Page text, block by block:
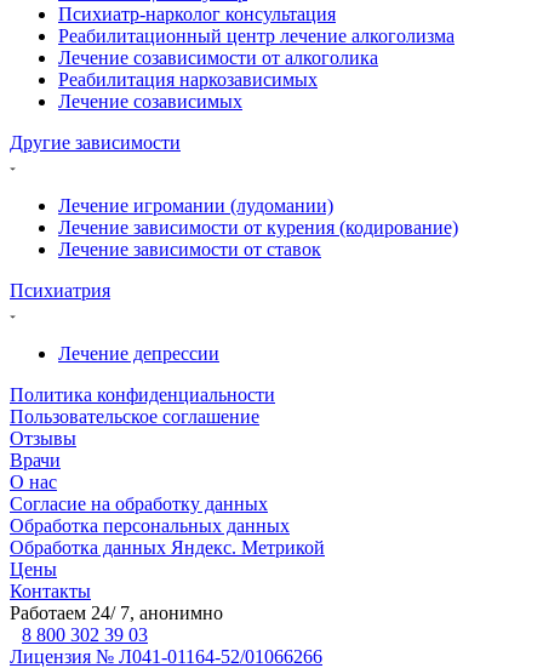
Психиатр-нарколог консультация
Реабилитационный центр лечение алкоголизма
Лечение созависимости от алкоголика
Реабилитация наркозависимых
Лечение созависимых
Другие зависимости
Лечение игромании (лудомании)
Лечение зависимости от курения (кодирование)
Лечение зависимости от ставок
Психиатрия
Лечение депрессии
Политика конфиденциальности
Пользовательское соглашение
Отзывы
Врачи
О нас
Согласие на обработку данных
Обработка персональных данных
Обработка данных Яндекс. Метрикой
Цены
Контакты
Работаем 24/ 7, анонимно
8 800 302 39 03
Лицензия № Л041-01164-52/01066266